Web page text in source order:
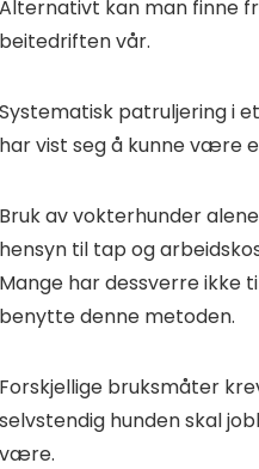
Alternativt kan man finne
beitedriften vår.
Systematisk patruljering i
har vist seg å kunne være
Bruk av vokterhunder
hensyn til tap og
Mange har dessverre ikke
benytte denne metoden.
Forskjellige bruksmåter
selvstendig hunden skal
være.